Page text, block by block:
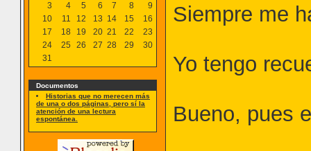
3
4 5 6 7 8
9
10
11 12 13 14 15
16
17
18 19 20 21 22
23
24
25 26 27 28 29
30
31
Documentos
Historias que no merecen más
de una o dos páginas, pero sí la
atención de una lectura
espontánea.
Siempre me
Yo tengo
Bueno, pues